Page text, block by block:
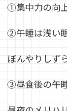
①集中力の向
②午睡は浅い
ぼんやりしず
③昼食後の午